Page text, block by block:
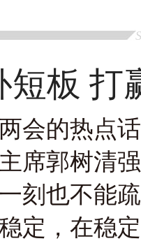
短板 打
会的热点
席郭树清
刻也不能
定，在稳